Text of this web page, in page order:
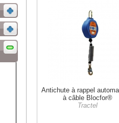
Antichute à rappel
à câble Blocfor®
Tractel